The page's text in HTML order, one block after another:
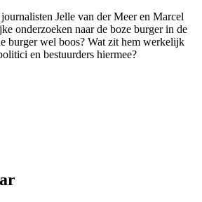
Jelle van der Meer en Marcel
onderzoeken naar de boze burger in de
burger wel boos? Wat zit hem werkelijk
en bestuurders hiermee?